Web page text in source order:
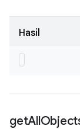
Hasil
getAll